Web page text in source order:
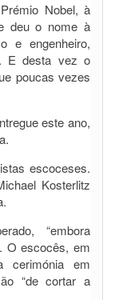
Nobel, à
deu o nome à
e engenheiro,
E desta vez o
poucas vezes
este ano,
escoceses.
Kosterlitz
“embora
O escocês, em
cerimónia em
“de cortar a